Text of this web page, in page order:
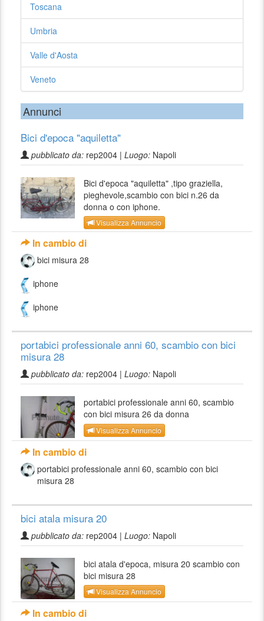
Toscana
Umbria
Valle d'Aosta
Veneto
Annunci
Bici d'epoca "aquiletta"
pubblicato da: rep2004 | Luogo: Napoli
Bici d'epoca "aquiletta" ,tipo graziella,
pieghevole,scambio con bici n.26 da
donna o con iphone.
Visualizza Annuncio
In cambio di
bici misura 28
iphone
iphone
portabici professionale anni 60, scambio con bici
misura 28
pubblicato da: rep2004 | Luogo: Napoli
portabici professionale anni 60, scambio
con bici misura 26 da donna
Visualizza Annuncio
In cambio di
portabici professionale anni 60, scambio con bici
misura 28
bici atala misura 20
pubblicato da: rep2004 | Luogo: Napoli
bici atala d'epoca, misura 20 scambio con
bici misura 28
Visualizza Annuncio
In cambio di